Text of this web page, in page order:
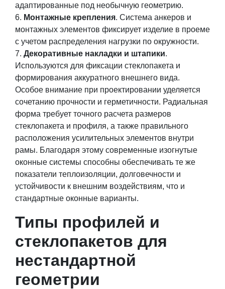
адаптированные под необычную геометрию.
Монтажные крепления. Система анкеров и
монтажных элементов фиксирует изделие в проеме
с учетом распределения нагрузки по окружности.
Декоративные накладки и штапики.
Используются для фиксации стеклопакета и
формирования аккуратного внешнего вида.
Особое внимание при проектировании уделяется
сочетанию прочности и герметичности. Радиальная
форма требует точного расчета размеров
стеклопакета и профиля, а также правильного
расположения усилительных элементов внутри
рамы. Благодаря этому современные изогнутые
оконные системы способны обеспечивать те же
показатели теплоизоляции, долговечности и
устойчивости к внешним воздействиям, что и
стандартные оконные варианты.
Типы профилей и
стеклопакетов для
нестандартной
геометрии